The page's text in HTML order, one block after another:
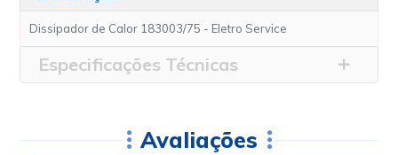
Dissipador de Calor 183003/75 - Eletro Service
Especificações Técnicas
Avaliações